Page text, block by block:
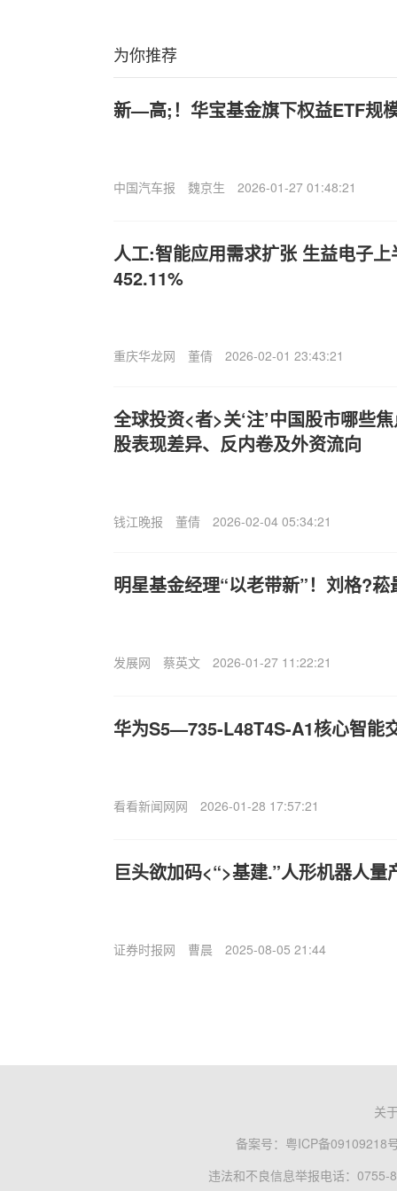
为你推荐
新—高;！华宝基金旗下权益ETF规
中国汽车报 魏京生 2026-01-27 01:48:21
人工:智能应用需求扩张 生益电子
452.11%
重庆华龙网 董倩 2026-02-01 23:43:21
全球投资<者>关‘注’中国股市哪些
股表现差异、反内卷及外资流向
钱江晚报 董倩 2026-02-04 05:34:21
明星基金经理“以老带新”！刘格?
发展网 蔡英文 2026-01-27 11:22:21
华为S5—735-L48T4S-A1‌核心智能
看看新闻网网 2026-01-28 17:57:21
巨头欲加码<“>基建.”人形机器人量
证券时报网 曹晨 2025-08-05 21:44
关
备案号： 粤ICP备09109218
违法和不良信息举报电话：0755-